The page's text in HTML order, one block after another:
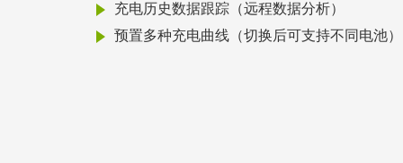
充电历史数据跟踪（远程数据分析）
预置多种充电曲线（切换后可支持不同电池）